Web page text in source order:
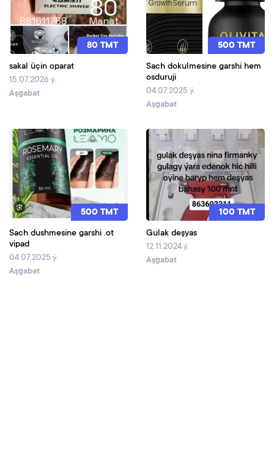
80 TMT
sakal üçin oparat
15.07.2026 ý.
Aşgabat
500 TMT
Sach dokulmesine garshi hem
osduruji
04.07.2025 ý.
Aşgabat
500 TMT
Sach dushmesine garshi .ot
vipad
04.07.2025 ý.
Aşgabat
100 TMT
Gulak deşyas
12.11.2024 ý.
Aşgabat